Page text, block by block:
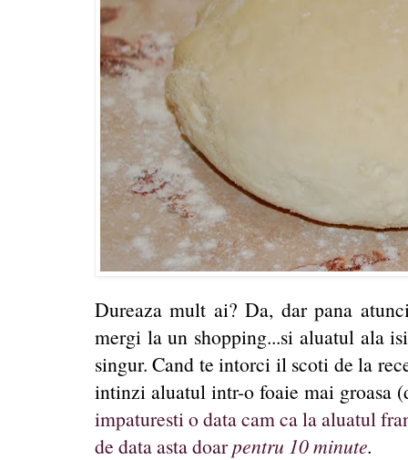
Dureaza mult ai? Da, dar pana
mergi la un shopping...si aluatul ala
singur. Cand te intorci il scoti de la
intinzi aluatul intr-o foaie mai groasa
impaturesti o data cam ca la aluatul
de data asta doarpentru 10 minute.